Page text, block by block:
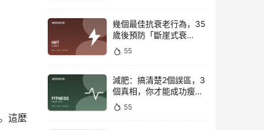
這麼
幾個最佳抗衰老行為，35
歲後預防「斷崖式衰
老」！
55
減肥：搞清楚2個誤區，3
個真相，你才能成功瘦下
來！55